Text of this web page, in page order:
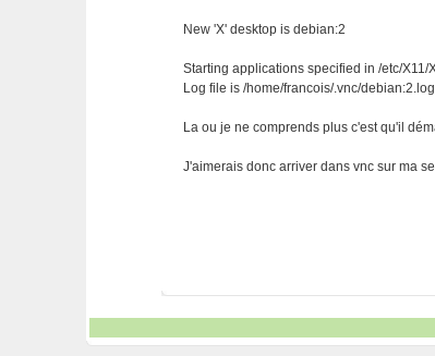
New 'X' desktop is debian:2
Starting applications specified in /etc/X11/
Log file is /home/francois/.vnc/debian:2.log
La ou je ne comprends plus c'est qu'il
J'aimerais donc arriver dans vnc sur ma